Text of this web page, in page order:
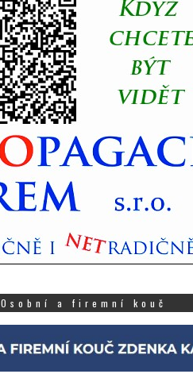
Osobní a firemní kouč